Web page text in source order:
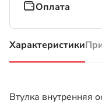
Оплата
Характеристики
(активная вкладка)
Втулка внутренняя